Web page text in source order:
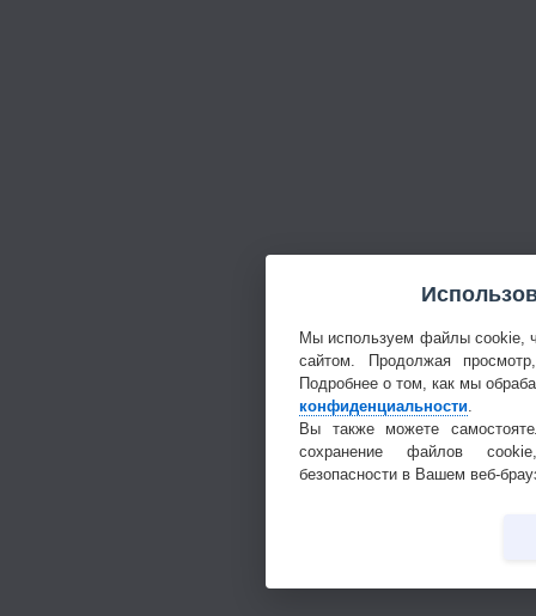
Мы используем файлы cookie,
сайтом. Продолжая
Подробнее о том, как мы
конфиденциальности
Вы также можете
сохранение файлов
безопасности в Вашем веб-